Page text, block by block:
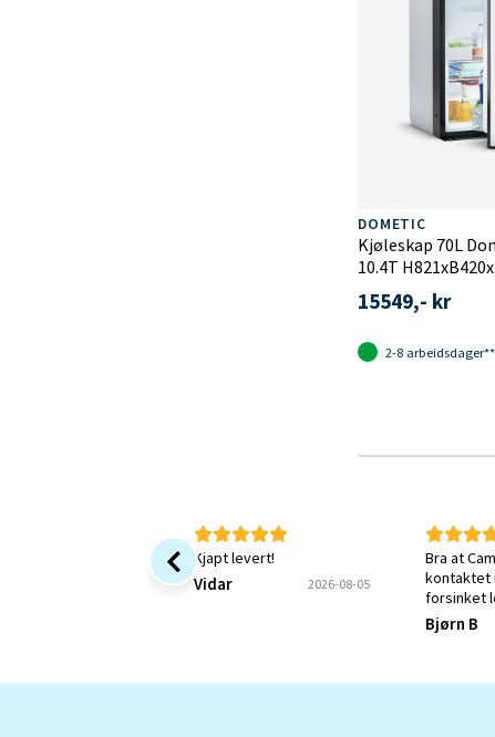
DOMETIC
Kjøleskap 70L
10.4T
15549,- kr
2-8 arbeidsdager**
Kjapt levert!
Vidar 2026-08-05
Bra at
kontaktet
forsinket
jeg
Kunne
Bjørn B